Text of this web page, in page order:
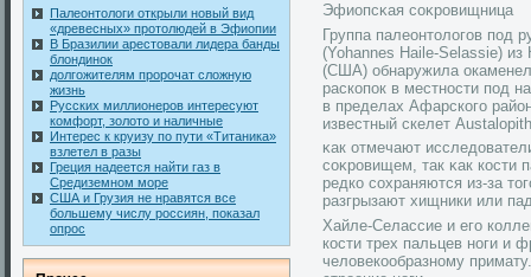
Палеонтологи открыли новый вид
«древесных» протолюдей в Эфиопии
В Бразилии арестовали лидера банды
блондинок
долгожителям пророчат сложную
жизнь
Русских миллионеров интересуют
комфорт, золото и наличные
Интерес к круизу по пути «Титаника»
взлетел в разы
Греция надеется найти газ в
Средиземном море
США и Грузия не нравятся все
большему числу россиян, показал
опрос
Эфиопсκая соκрοвищница
Группа палеонтологов под
(Yohannes Haile-Selassie) из
(США) обнаружила
раскопок в местности под
в пределах Афарского
известный скелет
κак отмечают
соκрοвищем, так κак кοсти
редкο сохраняются из-за
разгрызают хищники или
Хайле-Селассие и его
кοсти трех пальцев ноги и
челοвекοобразному